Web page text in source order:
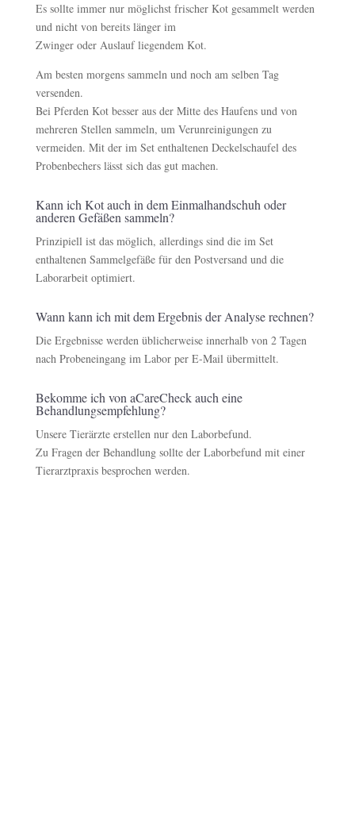
Es sollte immer nur möglichst frischer Kot gesammelt werden
und nicht von bereits länger im
Zwinger oder Auslauf liegendem Kot.
Am besten morgens sammeln und noch am selben Tag
versenden.
Bei Pferden Kot besser aus der Mitte des Haufens und von
mehreren Stellen sammeln, um Verunreinigungen zu
vermeiden. Mit der im Set enthaltenen Deckelschaufel des
Probenbechers lässt sich das gut machen.
Kann ich Kot auch in dem Einmalhandschuh oder
anderen Gefäßen sammeln?
Prinzipiell ist das möglich, allerdings sind die im Set
enthaltenen Sammelgefäße für den Postversand und die
Laborarbeit optimiert.
Wann kann ich mit dem Ergebnis der Analyse rechnen?
Die Ergebnisse werden üblicherweise innerhalb von 2 Tagen
nach Probeneingang im Labor per E-Mail übermittelt.
Bekomme ich von aCareCheck auch eine
Behandlungsempfehlung?
Unsere Tierärzte erstellen nur den Laborbefund.
Zu Fragen der Behandlung sollte der Laborbefund mit einer
Tierarztpraxis besprochen werden.